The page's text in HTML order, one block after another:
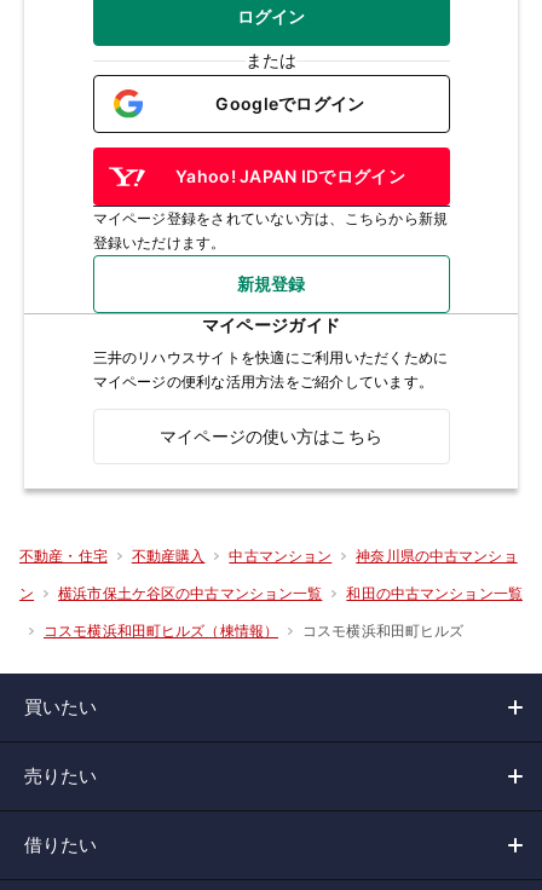
ログイン
または
Googleでログイン
Yahoo! JAPAN IDでログイン
マイページ登録をされていない方は、こちらから新規
登録いただけます。
新規登録
マイページガイド
三井のリハウスサイトを快適にご利用いただくために
マイページの便利な活用方法をご紹介しています。
マイページの使い方はこちら
不動産・住宅 不動産購入 中古マンション 神奈川県の中古マンショ
ン 横浜市保土ケ谷区の中古マンション一覧 和田の中古マンション一覧
コスモ横浜和田町ヒルズ（棟情報） コスモ横浜和田町ヒルズ
買いたい
売りたい
借りたい